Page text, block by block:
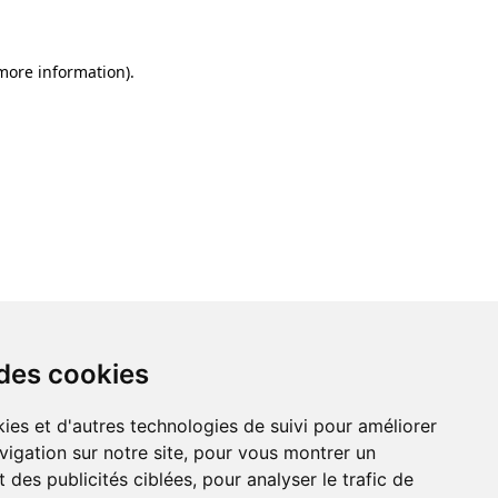
cookies
et d'autres technologies de suivi pour améliorer
sur notre site, pour vous montrer un
des publicités ciblées, pour analyser le trafic de
information).